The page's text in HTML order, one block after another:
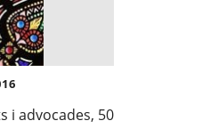
i advocades, 50